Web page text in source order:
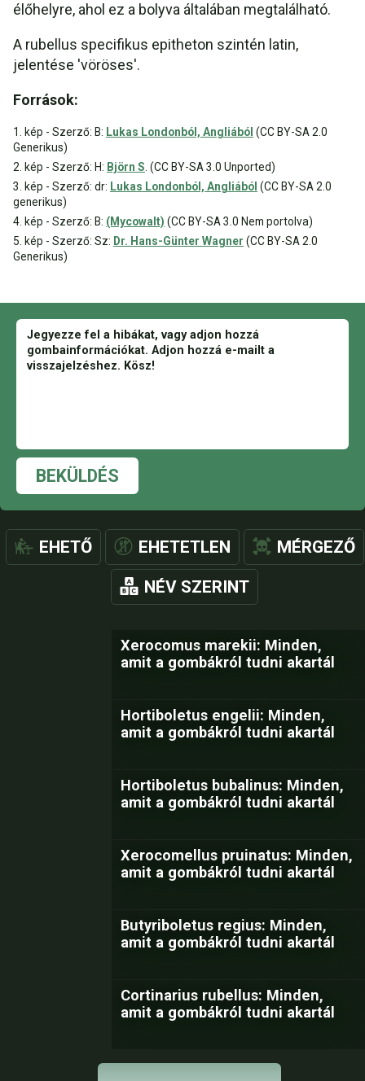
élőhelyre, ahol ez a bolyva általában megtalálható.
A rubellus specifikus epitheton szintén latin,
jelentése 'vöröses'.
Források:
1. kép - Szerző: B: Lukas Londonból, Angliából (CC BY-SA 2.0
Generikus)
2. kép - Szerző: H: Björn S . (CC BY-SA 3.0 Unported)
3. kép - Szerző: dr: Lukas Londonból, Angliából (CC BY-SA 2.0
generikus)
4. kép - Szerző: B: (Mycowalt) (CC BY-SA 3.0 Nem portolva)
5. kép - Szerző: Sz: Dr. Hans-Günter Wagner (CC BY-SA 2.0
Generikus)
BEKÜLDÉS
EHETŐ EHETETLEN MÉRGEZŐ
NÉV SZERINT
Xerocomus marekii: Minden,
amit a gombákról tudni akartál
Hortiboletus engelii: Minden,
amit a gombákról tudni akartál
Hortiboletus bubalinus: Minden,
amit a gombákról tudni akartál
Xerocomellus pruinatus: Minden,
amit a gombákról tudni akartál
Butyriboletus regius: Minden,
amit a gombákról tudni akartál
Cortinarius rubellus: Minden,
amit a gombákról tudni akartál